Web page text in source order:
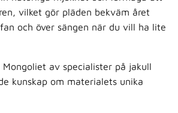
vilket gör pläden bekväm året
och över sängen när du vill ha lite
av specialister på jakull
kunskap om materialets unika